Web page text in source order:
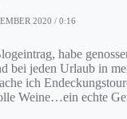
2020 / 0:16
habe
bei jeden Urlaub in
ich
Weine…ein echte